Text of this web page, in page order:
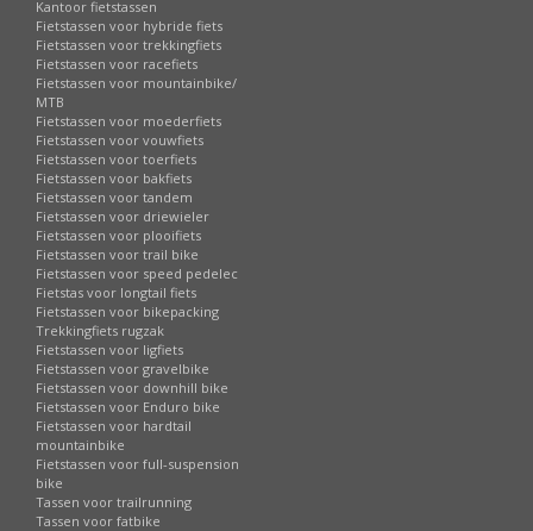
Kantoor fietstassen
Fietstassen voor hybride fiets
Fietstassen voor trekkingfiets
Fietstassen voor racefiets
Fietstassen voor mountainbike/
MTB
Fietstassen voor moederfiets
Fietstassen voor vouwfiets
Fietstassen voor toerfiets
Fietstassen voor bakfiets
Fietstassen voor tandem
Fietstassen voor driewieler
Fietstassen voor plooifiets
Fietstassen voor trail bike
Fietstassen voor speed pedelec
Fietstas voor longtail fiets
Fietstassen voor bikepacking
Trekkingfiets rugzak
Fietstassen voor ligfiets
Fietstassen voor gravelbike
Fietstassen voor downhill bike
Fietstassen voor Enduro bike
Fietstassen voor hardtail
mountainbike
Fietstassen voor full-suspension
bike
Tassen voor trailrunning
Tassen voor fatbike